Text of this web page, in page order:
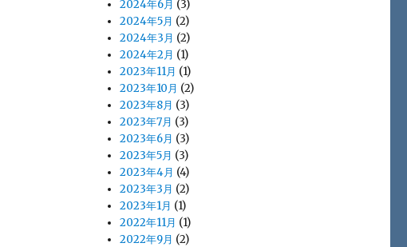
2024年6月 (3)
2024年5月 (2)
2024年3月 (2)
2024年2月 (1)
2023年11月 (1)
2023年10月 (2)
2023年8月 (3)
2023年7月 (3)
2023年6月 (3)
2023年5月 (3)
2023年4月 (4)
2023年3月 (2)
2023年1月 (1)
2022年11月 (1)
2022年9月 (2)